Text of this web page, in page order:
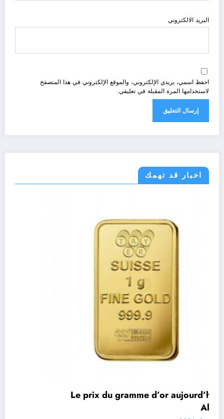
البريد الالكتروني
احفظ اسمي، بريدي الإلكتروني، والموقع الإلكتروني في هذا المتصفح
لاستخدامها المرة المقبلة في تعليقي.
اخبار قد تهمك
Le prix du gramme d’or aujourd’hui en
Algérie